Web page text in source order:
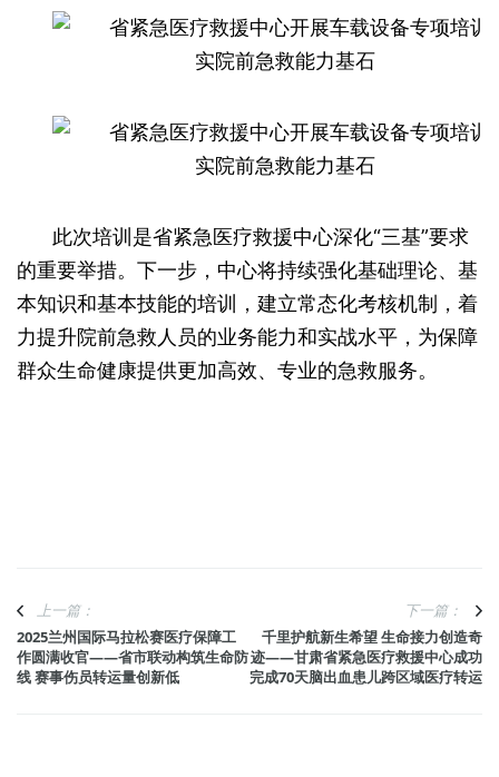
此次培训是省紧急医疗救援中心深化“三基”要求
的重要举措。下一步，中心将持续强化基础理论、基
本知识和基本技能的培训，建立常态化考核机制，着
力提升院前急救人员的业务能力和实战水平，为保障
群众生命健康提供更加高效、专业的急救服务。
上一篇：
2025兰州国际马拉松赛医疗保障工
作圆满收官——省市联动构筑生命防
线 赛事伤员转运量创新低
下一篇：
千里护航新生希望 生命接力创造奇
迹——甘肃省紧急医疗救援中心成功
完成70天脑出血患儿跨区域医疗转运